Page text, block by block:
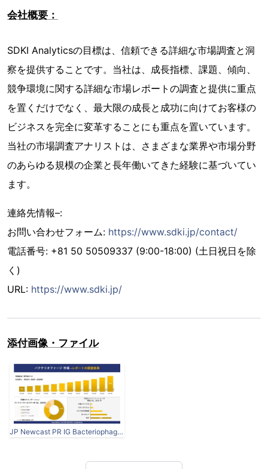
会社概要：
SDKI Analyticsの目標は、信頼できる詳細な市場調査と洞
察を提供することです。当社は、成長指標、課題、傾向、
競争環境に関する詳細な市場レポートの調査と提供に重点
を置くだけでなく、最大限の成長と成功に向けてお客様の
ビジネスを完全に変革することにも重点を置いています。
当社の市場調査アナリストは、さまざまな業界や市場分野
のあらゆる規模の企業と長年働いてきた経験に基づいてい
ます。
連絡先情報–:
お問い合わせフォーム: https://www.sdki.jp/contact/
電話番号: +81 50 50509337 (9:00-18:00) (土日祝日を除
く)
URL: https://www.sdki.jp/
添付画像・ファイル
JP Newcast PR IG Bacteriophage Market.jpg